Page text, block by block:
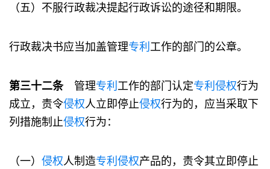
（五）不服行政裁决提起行政诉讼的途径和期限。
行政裁决书应当加盖管理专利 工作的部门的公章。
第三十二条管理专利 工作的部门认定专利 侵权行为
成立，责令侵权人立即停止侵权行为的，应当采取下
列措施制止侵权行为：
（一） 侵权人制造专利 侵权产品的，责令其立即停止